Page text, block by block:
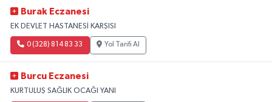
Burak Eczanesi
EK DEVLET HASTANESİ KARŞISI
0 (328) 814 83 33 Yol Tarifi Al
Burcu Eczanesi
KURTULUŞ SAĞLIK OCAĞI YANI